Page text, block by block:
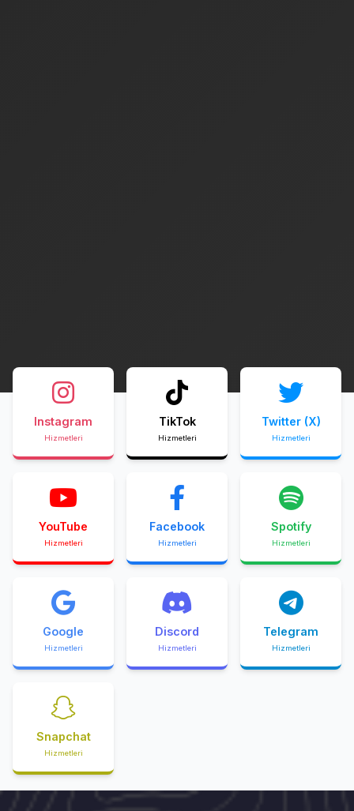
Instagram
Hizmetleri
TikTok
Hizmetleri
Twitter (X)
Hizmetleri
YouTube
Hizmetleri
Facebook
Hizmetleri
Spotify
Hizmetleri
Google
Hizmetleri
Discord
Hizmetleri
Telegram
Hizmetleri
Snapchat
Hizmetleri